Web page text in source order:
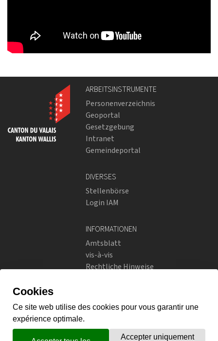
ARBEITSINSTRUMENTE
Personenverzeichnis
Geoportal
Gesetzgebung
Intranet
Gemeindeportal
DIVERSES
Stellenbörse
Login IAM
INFORMATIONEN
Amtsblatt
vis-à-vis
Rechtliche Hinweise
Instagram